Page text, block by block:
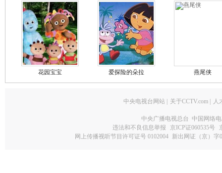
花园宝宝 爱探险的朵拉 燕尾侠
中央电视台网站 关于CCTV.com 人
中央广播电视总台 中国网络
违法和不良信息举报
京ICP证060535号
网上传播视听节目许可证号 0102004 新出网证（京）